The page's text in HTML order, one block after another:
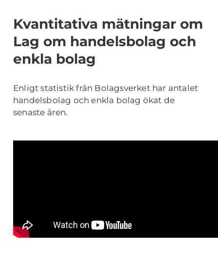
Kvantitativa mätningar om
Lag om handelsbolag och
enkla bolag
Enligt statistik från Bolagsverket har antalet
handelsbolag och enkla bolag ökat de
senaste åren.